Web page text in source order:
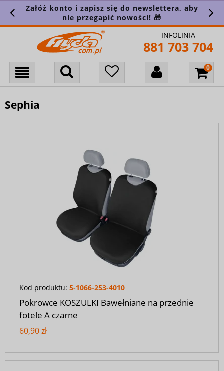
Załóż konto i zapisz się do newslettera, aby
nie przegapić nowości! 🎁
INFOLINIA
881 703 704
Sephia
Kod produktu: 5-1066-253-4010
Pokrowce KOSZULKI Bawełniane na przednie
fotele A czarne
60,90 zł